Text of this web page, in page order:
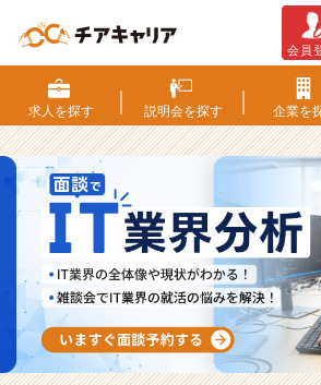
8
卒】
I
分
析
＆
就
相
談
会員
求人を探す 説明会を探す 企業を